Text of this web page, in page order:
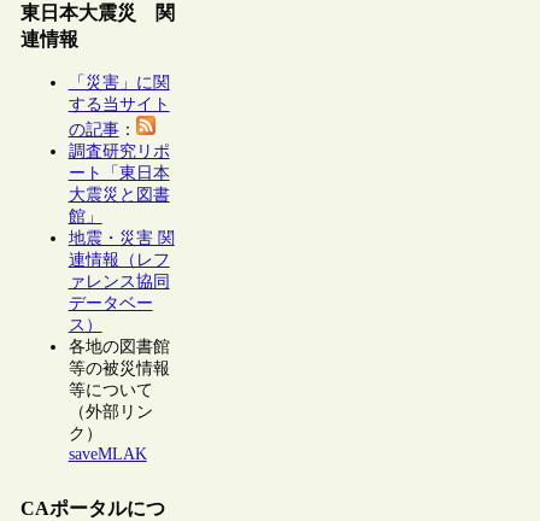
東日本大震災 関
連情報
「災害」に関
する当サイト
の記事：
調査研究リポ
ート「東日本
大震災と図書
館」
地震・災害 関
連情報（レフ
ァレンス協同
データベー
ス）
各地の図書館
等の被災情報
等について
（外部リン
ク）
saveMLAK
CAポータルにつ